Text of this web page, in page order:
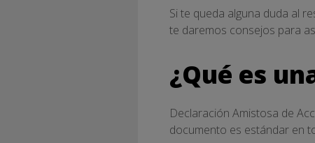
Si te queda alguna duda al
te daremos consejos para
¿Qué es
Declaración Amistosa de
documento es estándar en